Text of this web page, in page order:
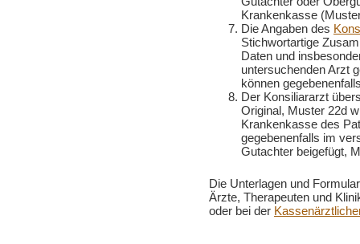
Krankenkasse
Die Angaben des
Stichwortartige
Daten und
untersuchenden Arzt
können
Der Konsiliararzt
Original, Muster 22d
Krankenkasse des
gegebenenfalls im
Gutachter beigefügt,
Die Unterlagen und
Ärzte, Therapeuten und
oder bei der